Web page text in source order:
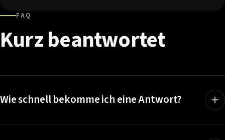
FAQ
Kurzbeantwortet
Wie schnell bekomme ich eine Antwort?